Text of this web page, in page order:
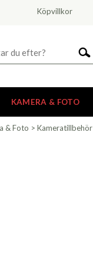
Köpvillkor
KAMERA & FOTO
& Foto > Kameratillbehör